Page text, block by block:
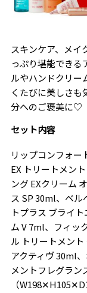
スキンケア、メイ
っぷり堪能できる
ルやハンドクリー
くたびに美しさも
分へのご褒美に♡
セット内容
リップコンフォ
EX トリートメン
ング EXクリーム
ス SP 30ml、ベル
トプラス ブライ
ム V 7ml、フィッ
ル トリートメン
アクティヴ 30ml
メントフレグラン
（